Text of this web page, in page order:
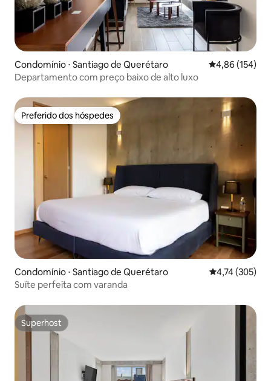
Condomínio ⋅ Santiago de Querétaro 4,86 de uma
4,86 (154)
Departamento com preço baixo de alto luxo
Preferido dos hóspedes
Preferido dos hóspedes
Condomínio ⋅ Santiago de Querétaro 4,74 de uma
4,74 (305)
Suíte perfeita com varanda
Superhost
Superhost